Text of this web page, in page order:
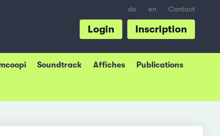
de en Contact
Inscription
Login
Soundtrack Affiches Publications